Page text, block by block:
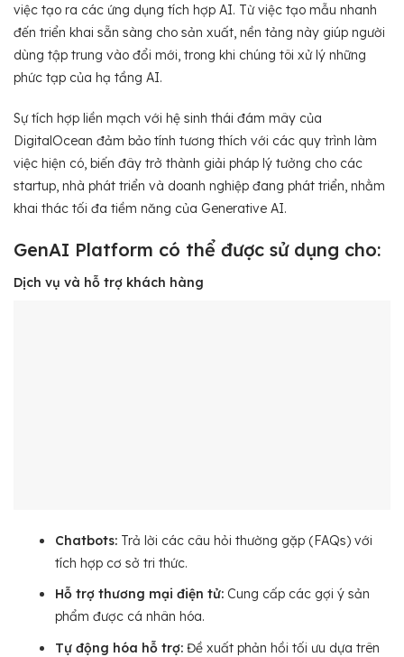
việc tạo ra các ứng dụng tích hợp AI. Từ việc tạo mẫu nhanh
đến triển khai sẵn sàng cho sản xuất, nền tảng này giúp người
dùng tập trung vào đổi mới, trong khi chúng tôi xử lý những
phức tạp của hạ tầng AI.
Sự tích hợp liền mạch với hệ sinh thái đám mây của
DigitalOcean đảm bảo tính tương thích với các quy trình làm
việc hiện có, biến đây trở thành giải pháp lý tưởng cho các
startup, nhà phát triển và doanh nghiệp đang phát triển, nhằm
khai thác tối đa tiềm năng của Generative AI.
GenAI Platform có thể được sử dụng cho:
Dịch vụ và hỗ trợ khách hàng
Chatbots:Trả lời các câu hỏi thường gặp (FAQs) với
tích hợp cơ sở tri thức.
Hỗ trợ thương mại điện tử:Cung cấp các gợi ý sản
phẩm được cá nhân hóa.
Tự động hóa hỗ trợ:Đề xuất phản hồi tối ưu dựa trên